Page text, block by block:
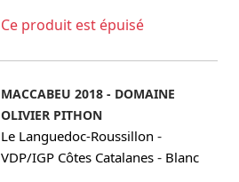
Ce produit est épuisé
MACCABEU 2018 - DOMAINE
OLIVIER PITHON
Le Languedoc-Roussillon -
VDP/IGP Côtes Catalanes - Blanc